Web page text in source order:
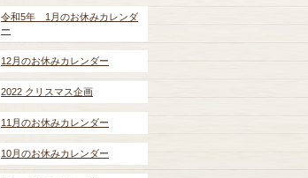
令和5年 1月のお休みカレンダ
ー
12月のお休みカレンダー
2022 クリスマス企画
11月のお休みカレンダー
10月のお休みカレンダー